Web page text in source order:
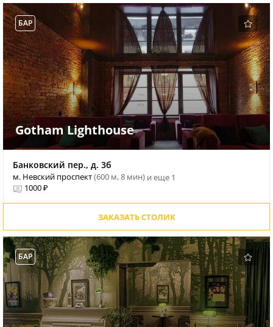
БАР
Gotham Lighthouse
Банковский пер., д. 3б
м. Невский проспект(600 м, 8 мин) и еще 1
1000 ₽
ЗАКАЗАТЬ СТОЛИК
БАР